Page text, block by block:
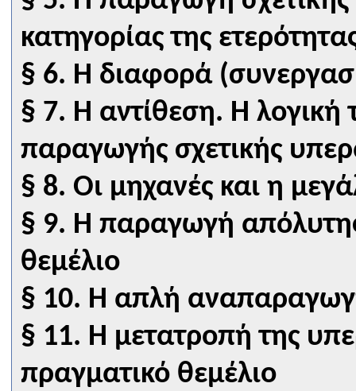
κατηγορίας της
§ 6. Η διαφορά
§ 7. Η αντίθεση. Η λογική
παραγωγής σχετικής
§ 8. Οι μηχανές και η
§ 9. Η παραγωγή
θεμέλιο
§ 10. Η απλή
§ 11. Η μετατροπή της
πραγματικό θεμέλιο